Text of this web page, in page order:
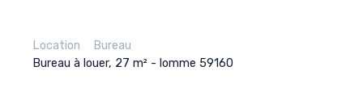
Location
Bureau
Bureau à louer, 27 m² - lomme 59160